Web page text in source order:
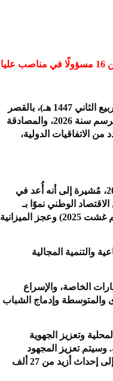
أعلن الديوان الملكي أن الملك محمد السادس، ترأس يوم الأحد 19 أكتوبر 2025 (الموافق 26 ربيع الثاني 1447 هـ)، بالقصر
الملكي بالرباط، مجلسًا وزاريًا، خُصص للتداول في التوجهات العامة لمشروع قانون المالية برسم سنة 2026، والمصادقة
الاتفاقيات الدولية،
استعرضت وزيرة الاقتصاد والمالية أمام الملك الخطوط العريضة لمشروع قانون المالية 2026، مُشيرة إلى أنه أُعد في
الوطني نموًا بـ
4.8% برسم السنة الحالية، مدعومًا بانتعاش الطلب الداخلي والتحكم في التضخم (1.1% متم غشت 2025) وعجز الميزانية
والتنمية المجالية
الخاصة، والإسراع
والمتوسطة وإدماج الشباب
وتعزيز الجهوية
تعزيز المجهود
الميزانياتي المخصص لقطاعي الصحة والتربية الوطنية ليصل إلى 140 مليار درهم، بالإضافة إلى إحداث أزيد من 27 ألف